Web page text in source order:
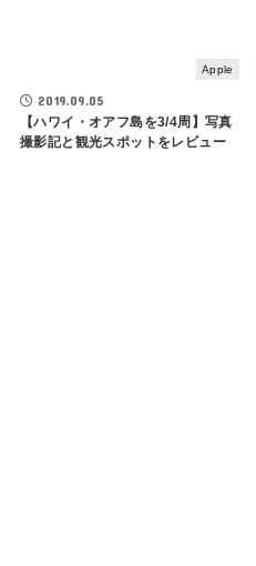
Apple
2019.09.05
【ハワイ・オアフ島を3/4周】写真
撮影記と観光スポットをレビュー